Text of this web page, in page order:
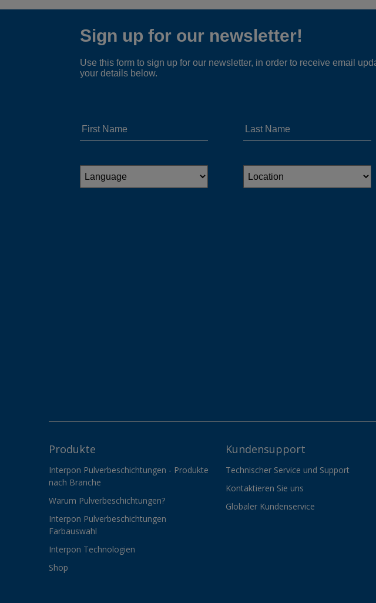
Produkte
Interpon Pulverbeschichtungen - Produkte
nach Branche
Warum Pulverbeschichtungen?
Interpon Pulverbeschichtungen
Farbauswahl
Interpon Technologien
Shop
Kundensupport
Technischer Service und Support
Kontaktieren Sie uns
Globaler Kundenservice